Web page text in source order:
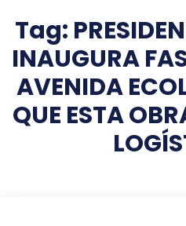
Tag:
INAUGURA
AVENIDA
QUE ESTA